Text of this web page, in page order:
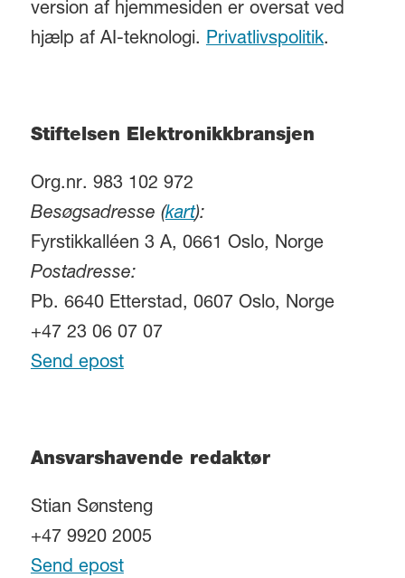
version af hjemmesiden er oversat ved
hjælp af AI-teknologi. Privatlivspolitik.
Stiftelsen Elektronikkbransjen
Org.nr. 983 102 972
Besøgsadresse (kart):
Fyrstikkalléen 3 A, 0661 Oslo, Norge
Postadresse:
Pb. 6640 Etterstad, 0607 Oslo, Norge
+47 23 06 07 07
Send epost
Ansvarshavende redaktør
Stian Sønsteng
+47 9920 2005
Send epost